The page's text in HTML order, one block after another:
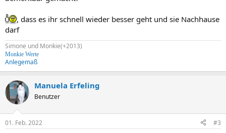
, dass es ihr schnell wieder besser geht und sie Nachhause
darf
Simone und Monkie(+2013)
Monkie Werte
Anlegemaß
Manuela Erfeling
Benutzer
01. Feb. 2022 #3